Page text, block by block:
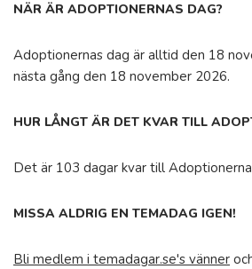
NÄR ÄR ADOPTIONERNAS DAG?
Adoptionernas dag är alltid den 18
nästa gång den 18 november 2026.
HUR LÅNGT ÄR DET KVAR TILL
Det är 103 dagar kvar till
MISSA ALDRIG EN TEMADAG IGEN!
Bli medlem i temadagar.se's vänner